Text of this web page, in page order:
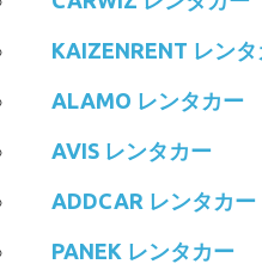
KAIZENRENT レン
ALAMO レンタカー
AVIS レンタカー
ADDCAR レンタカー
PANEK レンタカー